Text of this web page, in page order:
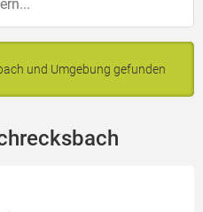
und Umgebung gefunden